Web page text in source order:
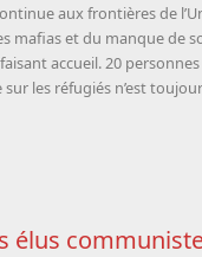
aux frontières de
mafias et du manque de
accueil. 20
les réfugiés n’est
élus